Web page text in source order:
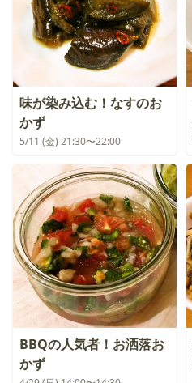
味が染み込む！なすのお
かず
5/11 (金) 21:30〜22:00
BBQの人気者！お洒落お
かず